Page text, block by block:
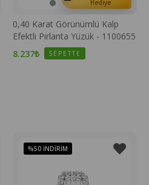
Hediye
0,40 Karat Görünümlü Kalp
Efektli Pırlanta Yüzük - 1100655
8.237₺
SEPETTE
%50 İNDIRIM